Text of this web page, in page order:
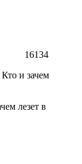
16134
лезет в